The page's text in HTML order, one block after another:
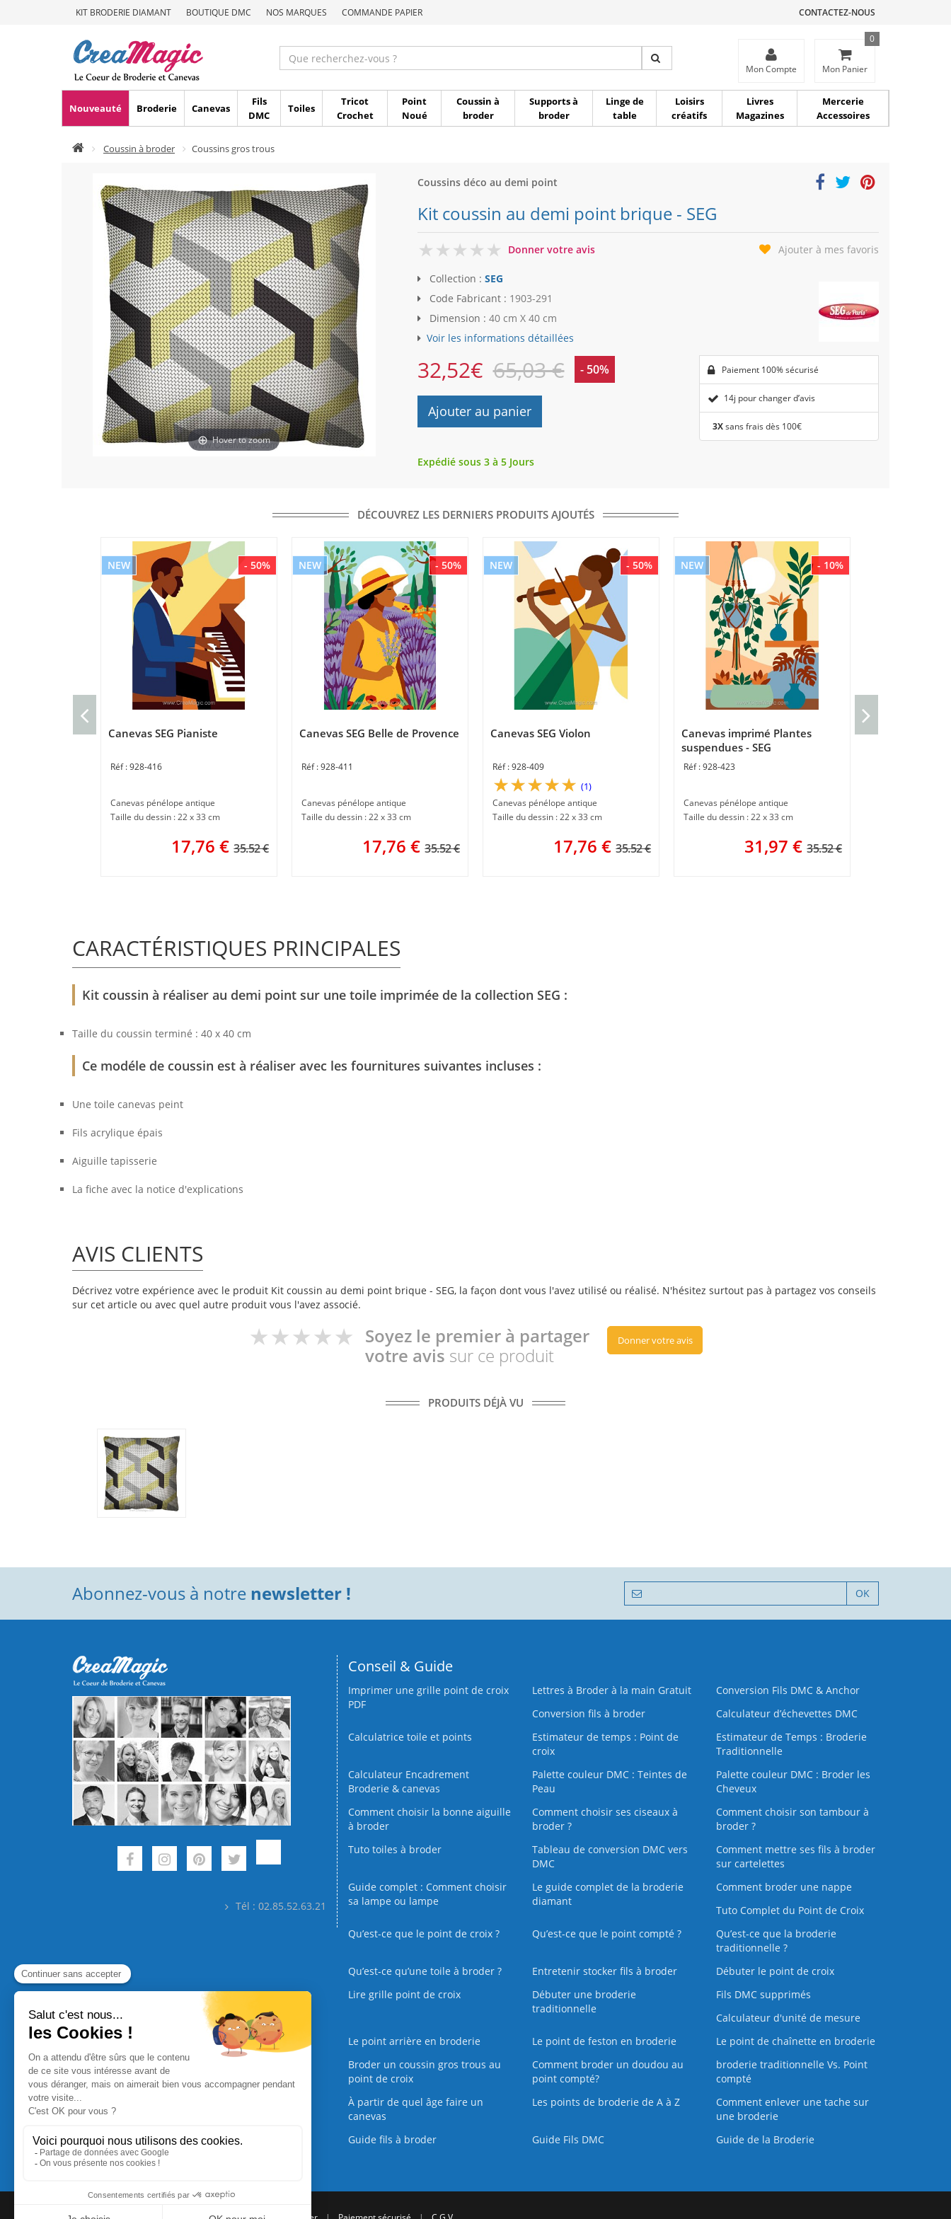
KIT BRODERIE DIAMANT BOUTIQUE DMC NOS MARQUES COMMANDE PAPIER CONTACTEZ-NOUS
Mon Compte Mon Panier
0
Nouveauté Broderie Canevas
Fils
DMC
Toiles
Tricot
Crochet
Point
Noué
Coussin à
broder
Supports à
broder
Linge de
table
Loisirs
créatifs
Livres
Magazines
Mercerie
Accessoires
Coussin à broder Coussins gros trous
Hover to zoom
Coussins déco au demi point
Kit coussin au demi point brique - SEG
0
Donner votre avis Ajouter à mes favoris
Collection : SEG
Code Fabricant : 1903-291
Dimension : 40 cm X 40 cm
Voir les informations détaillées
32,52€ 65,03 € - 50%
Ajouter au panier
Paiement 100% sécurisé
14j pour changer d’avis
3Xsans frais dès 100€
Expédié sous 3 à 5 Jours
DÉCOUVREZ LES DERNIERS PRODUITS AJOUTÉS
- 50%
NEW
Canevas SEG Pianiste
928-416
Canevas pénélope antique
Taille du dessin : 22 x 33 cm
17,76 € 35.52 €
- 50%
NEW
Canevas SEG Belle de Provence
928-411
Canevas pénélope antique
Taille du dessin : 22 x 33 cm
17,76 € 35.52 €
- 50%
NEW
Canevas SEG Violon
928-409
(1)
Canevas pénélope antique
Taille du dessin : 22 x 33 cm
17,76 € 35.52 €
- 10%
NEW
Canevas imprimé Plantes
suspendues - SEG
928-423
Canevas pénélope antique
Taille du dessin : 22 x 33 cm
31,97 € 35.52 €
CARACTÉRISTIQUES PRINCIPALES
Kit coussin à réaliser au demi point sur une toile imprimée de la collection SEG :
Taille du coussin terminé : 40 x 40 cm
Ce modéle de coussin est à réaliser avec les fournitures suivantes incluses :
Une toile canevas peint
Fils acrylique épais
Aiguille tapisserie
La fiche avec la notice d'explications
AVIS CLIENTS
Décrivez votre expérience avec le produit Kit coussin au demi point brique - SEG, la façon dont vous l'avez utilisé ou réalisé. N'hésitez surtout pas à partagez vos conseils
sur cet article ou avec quel autre produit vous l'avez associé.
Soyez le premier à partager
votre avis sur ce produit
Donner votre avis
PRODUITS DÉJÀ VU
Abonnez-vous à notre newsletter ! OK
Tél : 02.85.52.63.21
Conseil & Guide
Imprimer une grille point de croix
PDF
Lettres à Broder à la main Gratuit
Conversion Fils DMC & Anchor
Conversion fils à broder
Calculateur d’échevettes DMC
Calculatrice toile et points
Estimateur de temps : Point de
croix
Estimateur de Temps : Broderie
Traditionnelle
Calculateur Encadrement
Broderie & canevas
Palette couleur DMC : Teintes de
Peau
Palette couleur DMC : Broder les
Cheveux
Comment choisir la bonne aiguille
à broder
Comment choisir ses ciseaux à
broder ?
Comment choisir son tambour à
broder ?
Tuto toiles à broder
Tableau de conversion DMC vers
DMC
Comment mettre ses fils à broder
sur cartelettes
Guide complet : Comment choisir
sa lampe ou lampe
Le guide complet de la broderie
diamant
Comment broder une nappe
Tuto Complet du Point de Croix
Qu’est-ce que le point de croix ?
Qu’est-ce que le point compté ?
Qu’est-ce que la broderie
traditionnelle ?
Qu’est‑ce qu’une toile à broder ?
Entretenir stocker fils à broder
Débuter le point de croix
Lire grille point de croix
Débuter une broderie
traditionnelle
Fils DMC supprimés
Calculateur d'unité de mesure
Le point arrière en broderie
Le point de feston en broderie
Le point de chaînette en broderie
Broder un coussin gros trous au
point de croix
Comment broder un doudou au
point compté?
broderie traditionnelle Vs. Point
compté
À partir de quel âge faire un
canevas
Les points de broderie de A à Z
Comment enlever une tache sur
une broderie
Guide fils à broder
Guide Fils DMC Guide de la Broderie